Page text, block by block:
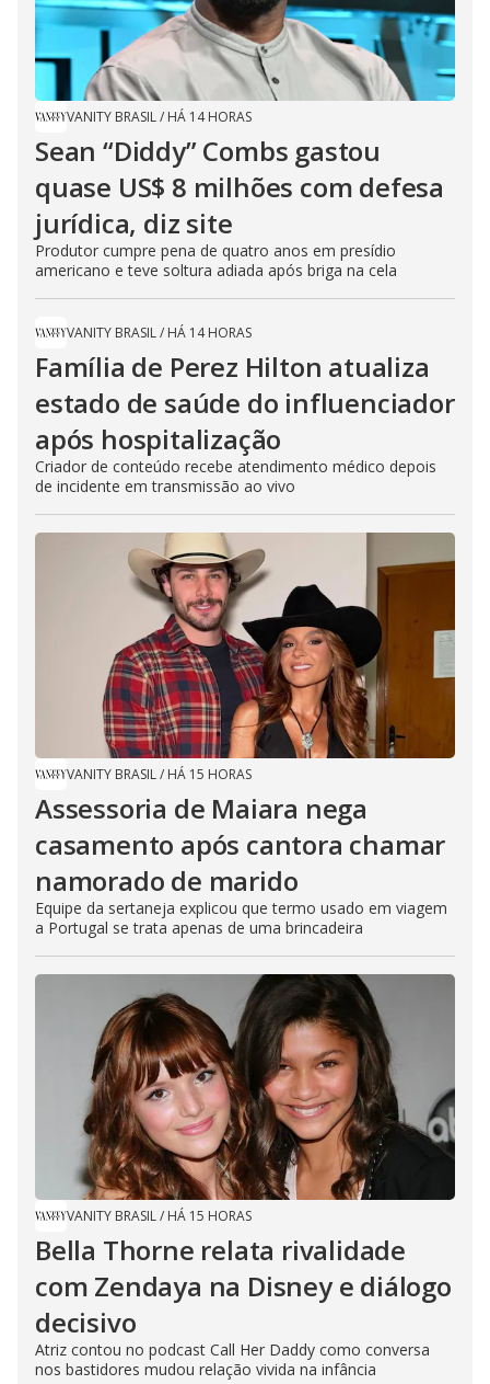
VANITY BRASIL/ HÁ 14 HORAS
Sean “Diddy” Combs gastou
quase US$ 8 milhões com defesa
jurídica, diz site
Produtor cumpre pena de quatro anos em presídio
americano e teve soltura adiada após briga na cela
VANITY BRASIL/ HÁ 14 HORAS
Família de Perez Hilton atualiza
estado de saúde do influenciador
após hospitalização
Criador de conteúdo recebe atendimento médico depois
de incidente em transmissão ao vivo
VANITY BRASIL/ HÁ 15 HORAS
Assessoria de Maiara nega
casamento após cantora chamar
namorado de marido
Equipe da sertaneja explicou que termo usado em viagem
a Portugal se trata apenas de uma brincadeira
VANITY BRASIL/ HÁ 15 HORAS
Bella Thorne relata rivalidade
com Zendaya na Disney e diálogo
decisivo
Atriz contou no podcast Call Her Daddy como conversa
nos bastidores mudou relação vivida na infância